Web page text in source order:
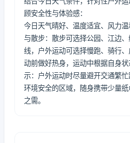
顾安全性与体验感：
今日天气晴好、温度适宜、风力
与散步：散步可选择公园、江边
线，户外运动可选择慢跑、骑行
动前做好热身，运动中根据自身
示：户外运动时尽量避开交通繁忙
环境安全的区域，随身携带少量
之需。